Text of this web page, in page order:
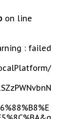
on line
: failed